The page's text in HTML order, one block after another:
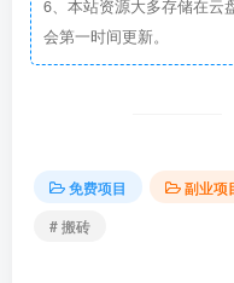
6、本站资源大多存储在云
会第一时间更新。
免费项目
副业项
# 搬砖